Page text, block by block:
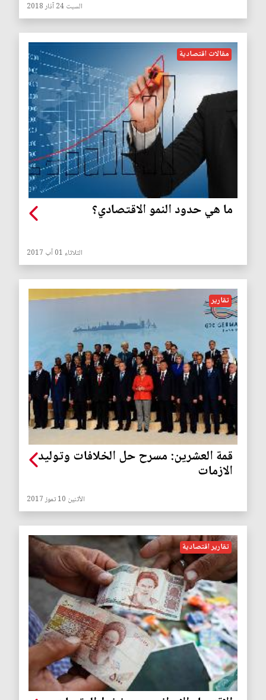
السبت 24 آذار 2018
مقالات اقتصادية
ما هي حدود النمو الاقتصادي؟
الثلاثاء 01 آب 2017
تقارير
قمة العشرين: مسرح حل الخلافات وتوليد
الازمات
الأثنين 10 تموز 2017
تقارير اقتصادية